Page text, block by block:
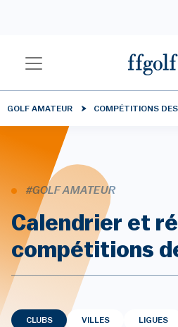
GOLF AMATEUR COMPÉTITIONS
#GOLF AMATEUR
Calendrier et
compétitions
CLUBS VILLES LIGUES